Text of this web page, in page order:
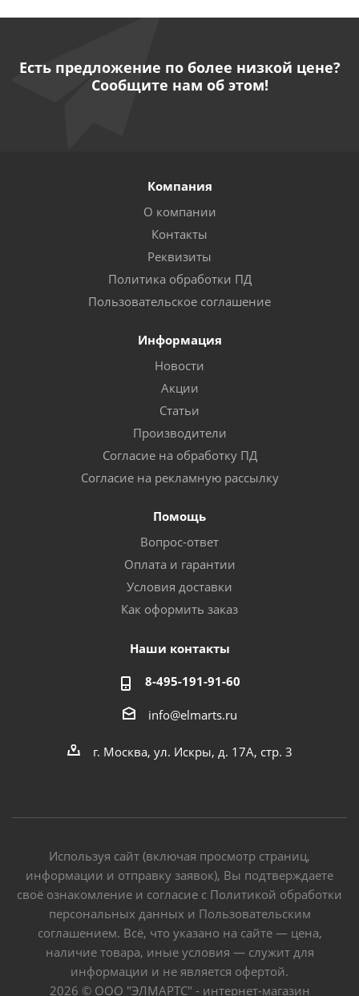
Есть предложение по более низкой цене?
Сообщите нам об этом!
Компания
О компании
Контакты
Реквизиты
Политика обработки ПД
Пользовательское соглашение
Информация
Новости
Акции
Статьи
Производители
Согласие на обработку ПД
Согласие на рекламную рассылку
Помощь
Вопрос-ответ
Оплата и гарантии
Условия доставки
Как оформить заказ
Наши контакты
8-495-191-91-60
info@elmarts.ru
г. Москва, ул. Искры, д. 17А, стр. 3
Используя сайт (включая просмотр страниц,
информации и отправку заявок), Вы подтверждаете
своё ознакомление и согласие с Политикой обработки
персональных данных и Пользовательским
соглашением. Всё, что указано на сайте — цена,
наличие товара, иные условия — служит для
информации и не является офертой.
2026 © ООО "ЭЛМАРТС" - интернет-магазин